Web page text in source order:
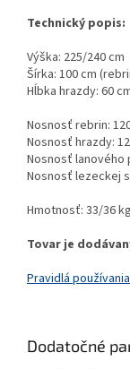
Technický popis:
Výška: 225/240 cm
Šírka: 100 cm
Hĺbka hrazdy: 60
Nosnosť rebrin:
Nosnosť hrazdy:
Nosnosť lanového
Nosnosť lezeckej
Hmotnosť: 33/36 kg
Tovar je
Pravidlá
Dodatočné